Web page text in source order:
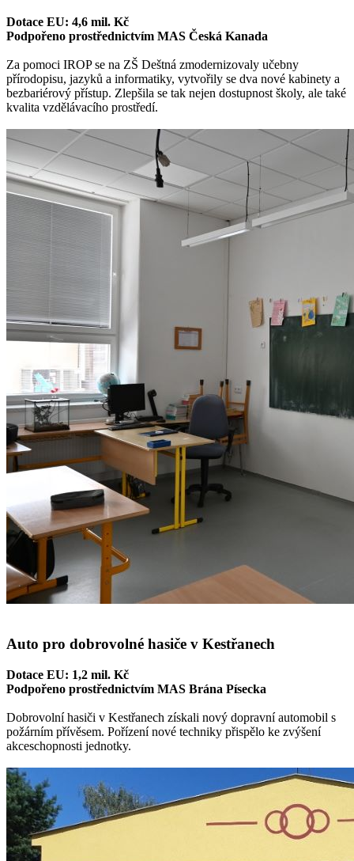
Dotace EU: 4,6 mil. Kč
Podpořeno prostřednictvím MAS Česká Kanada
Za pomoci IROP se na ZŠ Deštná zmodernizovaly učebny
přírodopisu, jazyků a informatiky, vytvořily se dva nové kabinety a
bezbariérový přístup. Zlepšila se tak nejen dostupnost školy, ale také
kvalita vzdělávacího prostředí.
Auto pro dobrovolné hasiče v Kestřanech
Dotace EU: 1,2 mil. Kč
Podpořeno prostřednictvím MAS Brána Písecka
Dobrovolní hasiči v Kestřanech získali nový dopravní automobil s
požárním přívěsem. Pořízení nové techniky přispělo ke zvýšení
akceschopnosti jednotky.